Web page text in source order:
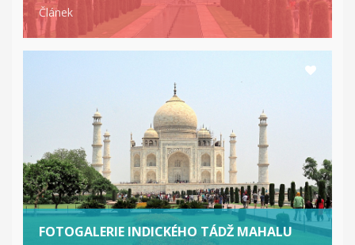
Článek
FOTOGALERIE INDICKÉHO TÁDŽ MAHALU